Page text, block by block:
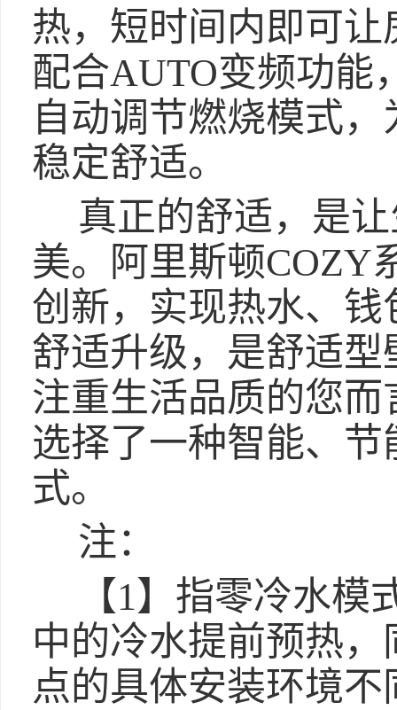
热，短时间内即可
配合AUTO变频功能
自动调节燃烧模式
稳定舒适。
真正的舒适，是
美。阿里斯顿COZY
创新，实现热水、
舒适升级，是舒适
注重生活品质的您
选择了一种智能、
式。
注：
【1】指零冷水
中的冷水提前预热
点的具体安装环境